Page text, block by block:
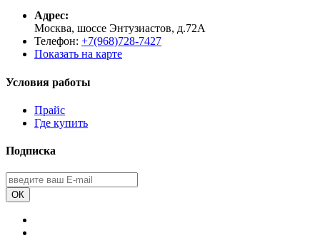
Адрес:
Москва, шоссе Энтузиастов, д.72А
Телефон: +7(968)728-7427
Показать на карте
Условия работы
Прайс
Где купить
Подписка
ОК